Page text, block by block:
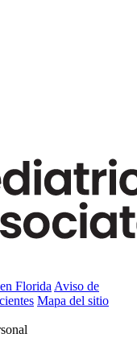
Florida Aviso de
Mapa del sitio